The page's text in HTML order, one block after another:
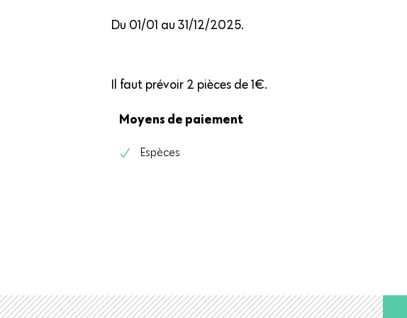
Du 01/01 au 31/12/2025.
Il faut prévoir 2 pièces de 1€.
Moyens de paiement
Espèces